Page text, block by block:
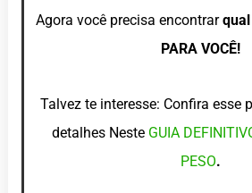
Agora você precisa encontrarqual
PARA VOCÊ!
Talvez te interesse: Confira esse
detalhes Neste GUIA
PESO.